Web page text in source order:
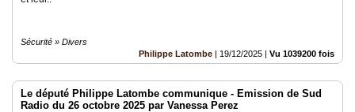
Sécurité » Divers
Philippe Latombe | 19/12/2025 | Vu 1039200 fois
Le député Philippe Latombe communique - Emission de Sud
Radio du 26 octobre 2025 par Vanessa Perez